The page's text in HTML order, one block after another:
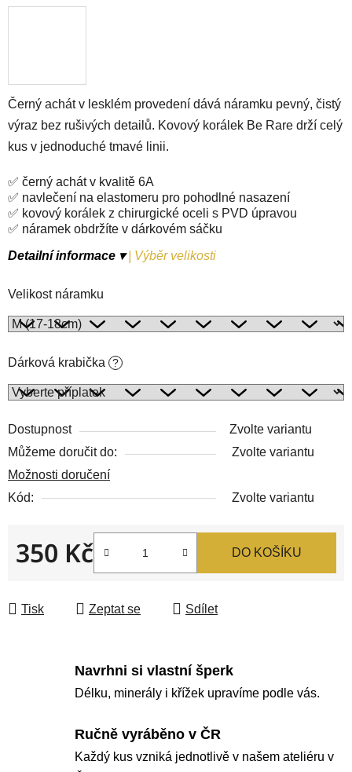
Černý achát v lesklém provedení dává náramku pevný, čistý
výraz bez rušivých detailů. Kovový korálek Be Rare drží celý
kus v jednoduché tmavé linii.
✅ černý achát v kvalitě 6A
✅ navlečení na elastomeru pro pohodlné nasazení
✅ kovový korálek z chirurgické oceli s PVD úpravou
✅ náramek obdržíte v dárkovém sáčku
Detailní informace ▾
Výběr velikosti
Velikost náramku
Dárková krabička ?
Dostupnost
Zvolte variantu
Můžeme doručit do:
Zvolte variantu
Možnosti doručení
Kód:
Zvolte variantu
350 Kč DO KOŠÍKU
Tisk Zeptat se Sdílet
Navrhni si vlastní šperk
Délku, minerály i křížek upravíme podle vás.
Ručně vyráběno v ČR
Každý kus vzniká jednotlivě v našem ateliéru v